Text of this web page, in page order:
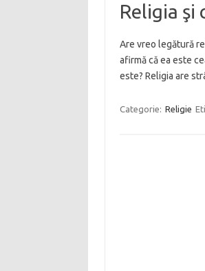
Religia şi
Are vreo legătură
afirmă că ea este
este? Religia are
Categorie: Religie